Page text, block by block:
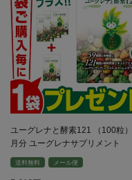
ユーグレナと酵素121 （100粒
月分 ユーグレナサプリメント
送料無料 メール便